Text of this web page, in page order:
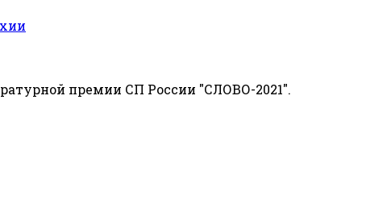
премии СП России "СЛОВО-2021".